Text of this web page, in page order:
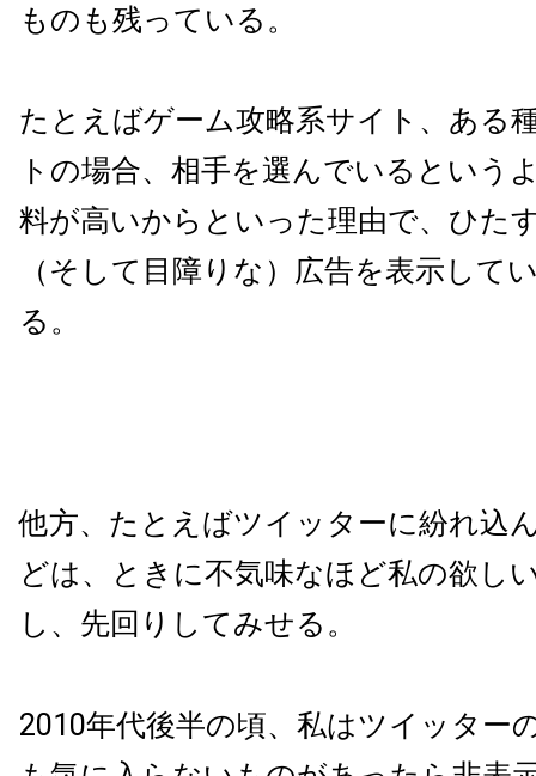
ものも残っている。
たとえばゲーム攻略系サイト、ある
トの場合、相手を選んでいるという
料が高いからといった理由で、ひた
（そして目障りな）広告を表示して
る。
他方、たとえばツイッターに紛れ込
どは、ときに不気味なほど私の欲し
し、先回りしてみせる。
2010年代後半の頃、私はツイッター